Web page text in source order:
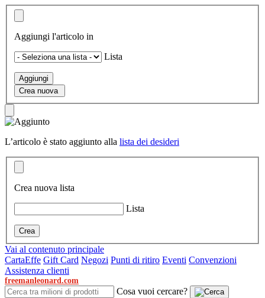
Aggiungi l'articolo in
Lista
Aggiungi
Crea nuova
L’articolo è stato aggiunto alla lista dei desideri
Crea nuova lista
Lista
Vai al contenuto principale
CartaEffe Gift Card Negozi Punti di ritiro Eventi Convenzioni
Assistenza clienti
freemanleonard.com
Cosa vuoi cercare?